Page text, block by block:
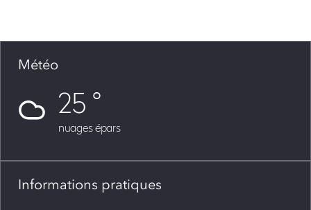
Météo
25
nuages épars
Informations pratiques